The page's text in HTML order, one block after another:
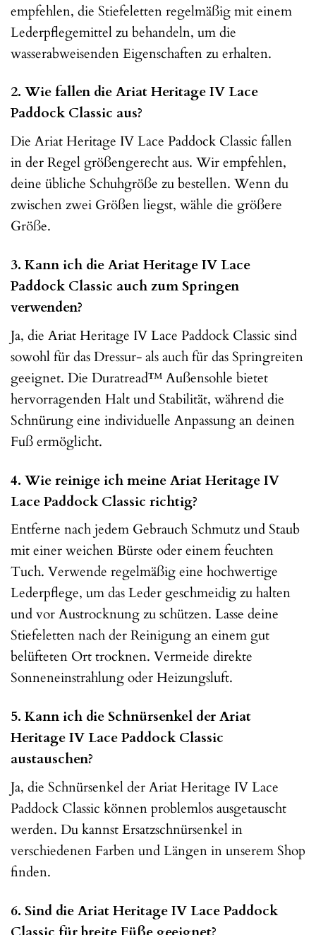
empfehlen, die Stiefeletten regelmäßig mit einem
Lederpflegemittel zu behandeln, um die
wasserabweisenden Eigenschaften zu erhalten.
2. Wie fallen die Ariat Heritage IV Lace
Paddock Classic aus?
Die Ariat Heritage IV Lace Paddock Classic fallen
in der Regel größengerecht aus. Wir empfehlen,
deine übliche Schuhgröße zu bestellen. Wenn du
zwischen zwei Größen liegst, wähle die größere
Größe.
3. Kann ich die Ariat Heritage IV Lace
Paddock Classic auch zum Springen
verwenden?
Ja, die Ariat Heritage IV Lace Paddock Classic sind
sowohl für das Dressur- als auch für das Springreiten
geeignet. Die Duratread™ Außensohle bietet
hervorragenden Halt und Stabilität, während die
Schnürung eine individuelle Anpassung an deinen
Fuß ermöglicht.
4. Wie reinige ich meine Ariat Heritage IV
Lace Paddock Classic richtig?
Entferne nach jedem Gebrauch Schmutz und Staub
mit einer weichen Bürste oder einem feuchten
Tuch. Verwende regelmäßig eine hochwertige
Lederpflege, um das Leder geschmeidig zu halten
und vor Austrocknung zu schützen. Lasse deine
Stiefeletten nach der Reinigung an einem gut
belüfteten Ort trocknen. Vermeide direkte
Sonneneinstrahlung oder Heizungsluft.
5. Kann ich die Schnürsenkel der Ariat
Heritage IV Lace Paddock Classic
austauschen?
Ja, die Schnürsenkel der Ariat Heritage IV Lace
Paddock Classic können problemlos ausgetauscht
werden. Du kannst Ersatzschnürsenkel in
verschiedenen Farben und Längen in unserem Shop
finden.
6. Sind die Ariat Heritage IV Lace Paddock